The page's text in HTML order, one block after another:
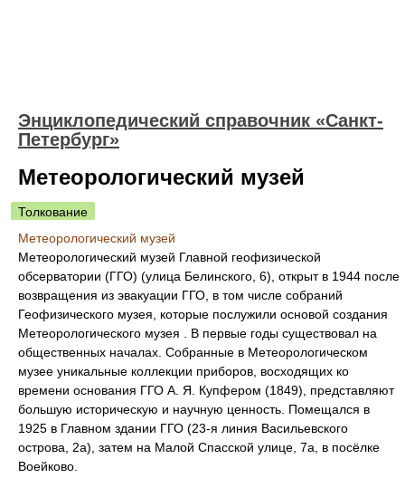
Энциклопедический справочник «Санкт-
Петербург»
Метеорологический музей
Толкование
Метеорологический музей
Метеорологический музей Главной геофизической
обсерватории (ГГО) (улица Белинского, 6), открыт в 1944 после
возвращения из эвакуации ГГО, в том числе собраний
Геофизического музея, которые послужили основой создания
Метеорологического музея . В первые годы существовал на
общественных началах. Собранные в Метеорологическом
музее уникальные коллекции приборов, восходящих ко
времени основания ГГО А. Я. Купфером (1849), представляют
большую историческую и научную ценность. Помещался в
1925 в Главном здании ГГО (23-я линия Васильевского
острова, 2а), затем на Малой Спасской улице, 7а, в посёлке
Воейково.